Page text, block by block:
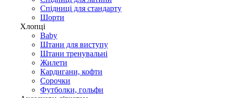
Спідниці для стандарту
Шорти
Хлопці
Baby
Штани для виступу
Штани тренувальні
Жилети
Кардигани, кофти
Сорочки
Футболки, гольфи